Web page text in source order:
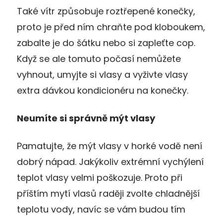
Také vítr způsobuje roztřepené konečky,
proto je před ním chraňte pod kloboukem,
zabalte je do šátku nebo si zapleťte cop.
Když se ale tomuto počasí nemůžete
vyhnout, umyjte si vlasy a vyživte vlasy
extra dávkou kondicionéru na konečky.
Neumíte si správně mýt vlasy
Pamatujte, že mýt vlasy v horké vodě není
dobrý nápad. Jakýkoliv extrémní vychýlení
teplot vlasy velmi poškozuje. Proto při
příštím mytí vlasů raději zvolte chladnější
teplotu vody, navíc se vám budou tím